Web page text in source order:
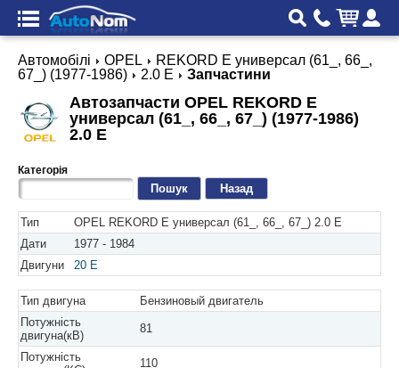
Автомобілі OPEL
REKORD E универсал (61_, 66_,
67_) (1977-1986)
2.0 E Запчастини
Автозапчасти OPEL REKORD E
универсал (61_, 66_, 67_) (1977-1986)
2.0 E
Категорія
Назад
Тип
OPEL REKORD E универсал (61_, 66_, 67_) 2.0 E
Дати
1977 - 1984
Двигуни
20 E
Тип двигуна
Бензиновый двигатель
Потужність
двигуна(кВ)
81
Потужність
110